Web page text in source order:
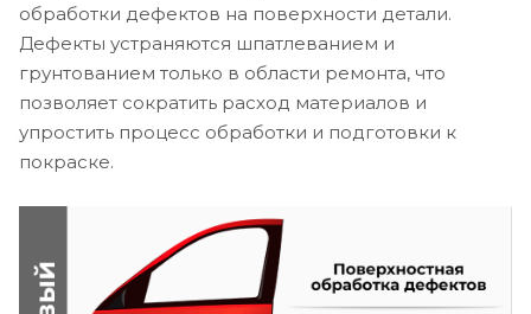
обработки дефектов на поверхности детали.
Дефекты устраняются шпатлеванием и
грунтованием только в области ремонта, что
позволяет сократить расход материалов и
упростить процесс обработки и подготовки к
покраске.